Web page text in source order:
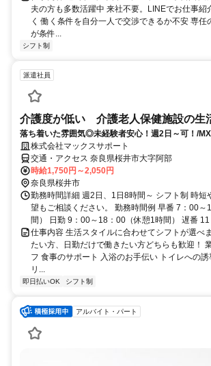
夫の方も多数活躍中 来社不要。LINEでお仕事紹
く 働く条件を自分一人で交渉できるか不安 専任
が条件...
シフト制
派遣社員
介護度が低い 介護老人保健施設の生
落ち着いた雰囲気◎未経験者安心！週2日～可！/
株式会社マックスサポート
交通・アクセス 奈良県桜井市大字阿部
時給1,750円～2,050円
奈良県桜井市
勤務時間詳細 週2日、1日8時間～ シフト制 時短
望もご相談ください。 勤務時間例 早番 7：00～
間） 日勤 9：00～18：00（休憩1時間） 遅番 11
仕事内容 生活スタイルに合わせてシフトが選べ
たい方、日勤だけで働きたい方どちらも歓迎！
フ 食事のサポート 入浴のお手伝い トイレへの
リ...
即日払いOK シフト制
アルバイト・パート